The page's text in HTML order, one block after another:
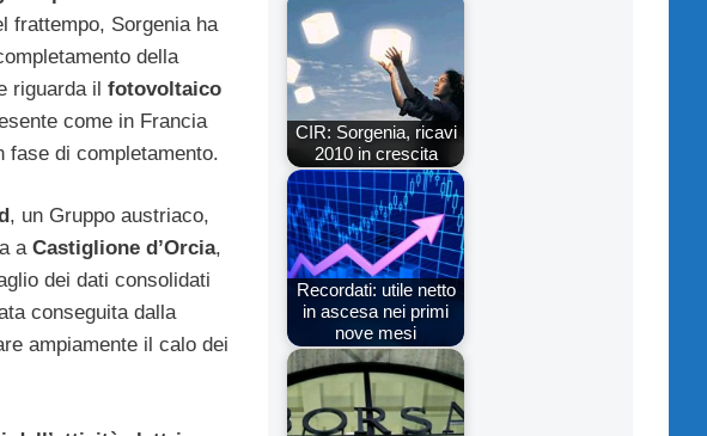
frattempo, Sorgenia ha
della
riguarda il fotovoltaico
come in Francia
fase di completamento.
, un Gruppo austriaco,
a Castiglione d’Orcia,
dei dati consolidati
conseguita dalla
ampiamente il calo dei
CIR: Sorgenia, ricavi
2010 in crescita
Recordati: utile netto
in ascesa nei primi
nove mesi